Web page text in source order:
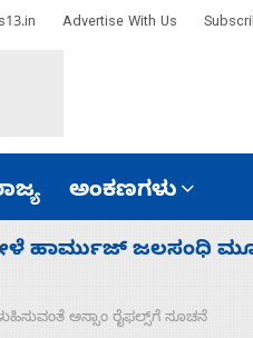
Advertise With Us
ಅಂಕಣಗಳು
ರಾಜೀನಾಮೆ ಕೊಡದಿದ್ದರೆ
ಅಸ್ಸಾಂ ರೈಫಲ್ಸ್‌ಗೆ ಸೂಚನೆ